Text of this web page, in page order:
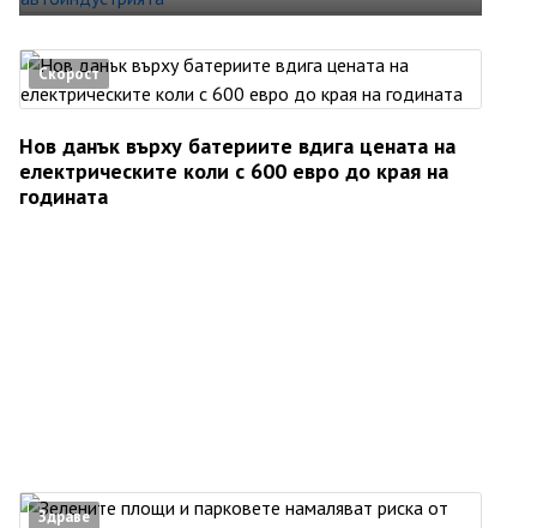
Скорост
Нов данък върху батериите вдига цената на
електрическите коли с 600 евро до края на
годината
Здраве